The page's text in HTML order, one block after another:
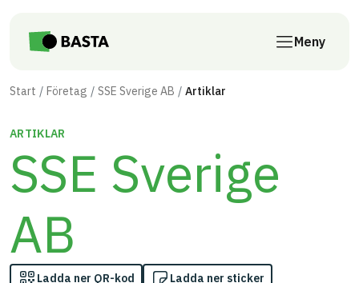
Meny
Start Företag SSE Sverige AB Artiklar
ARTIKLAR
SSE Sverige
AB
Ladda ner QR-kod Ladda ner sticker